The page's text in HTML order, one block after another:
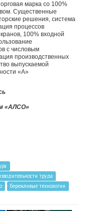
марка со 100%
Существенные
решения, система
процессов
100% входной
с числовым
производственных
выпускаемой
«А»
«АЛСО»
труда
бережливые технологии